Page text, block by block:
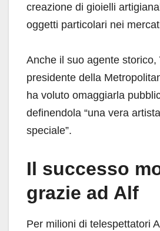
creazione di gioielli
oggetti particolari nei
Anche il suo agente storico,
presidente della
ha voluto omaggiarla
definendola “una vera
speciale”.
Il successo
grazie ad Alf
Per milioni di telespettatori